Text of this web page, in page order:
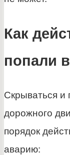
Как
попали
Скрываться и
дорожного
порядок
аварию: